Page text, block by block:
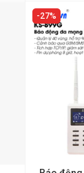
27%